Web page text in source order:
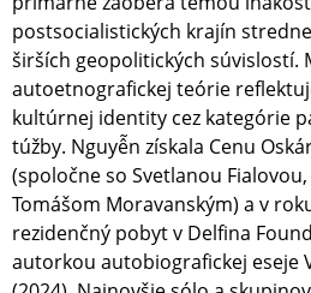
postsocialistických krajín
širších geopolitických súvislostí.
autoetnografickej teórie
kultúrnej identity cez kategórie
túžby. Nguyễn získala Cenu
(spoločne so Svetlanou
Tomášom Moravanským) a v
rezidenčný pobyt v Delfina
autorkou autobiografickej eseje